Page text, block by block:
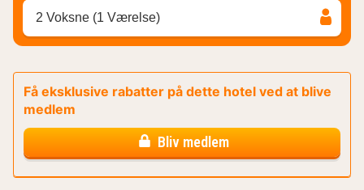
2 Voksne (1 Værelse)
Få eksklusive rabatter på dette hotel ved at blive
medlem
Bliv medlem